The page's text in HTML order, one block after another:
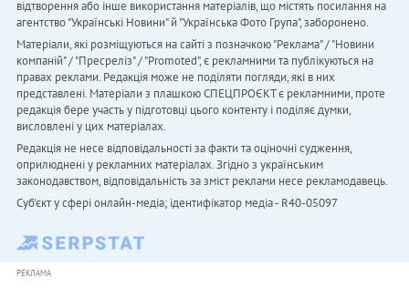
відтворення або інше використання матеріалів, що містять посилання на
агентство "Українськi Новини" й "Українська Фото Група", заборонено.
Матеріали, які розміщуються на сайті з позначкою "Реклама" / "Новини
компаній" / "Пресреліз" / "Promoted", є рекламними та публікуються на
правах реклами. Редакція може не поділяти погляди, які в них
представлені. Матеріали з плашкою СПЕЦПРОЄКТ є рекламними, проте
редакція бере участь у підготовці цього контенту і поділяє думки,
висловлені у цих матеріалах.
Редакція не несе відповідальності за факти та оціночні судження,
оприлюднені у рекламних матеріалах. Згідно з українським
законодавством, відповідальність за зміст реклами несе рекламодавець.
Cуб'єкт у сфері онлайн-медіа; ідентифікатор медіа - R40-05097
РЕКЛАМА